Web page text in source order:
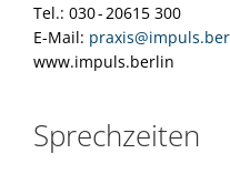
Tel.: 030 - 20615 300
E-Mail:
www.impuls.berlin
Sprechzeiten